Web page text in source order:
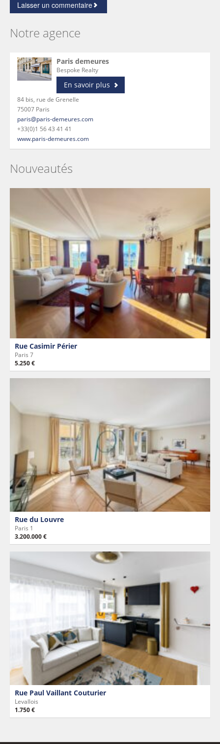
Notre agence
Paris demeures
Bespoke Realty
En savoir plus
84 bis, rue de Grenelle
75007 Paris
paris@paris-demeures.com
+33(0)1 56 43 41 41
www.paris-demeures.com
Nouveautés
Rue Casimir Périer
Paris 7
5.250 €
Rue du Louvre
Paris 1
3.200.000 €
Rue Paul Vaillant Couturier
Levallois
1.750 €